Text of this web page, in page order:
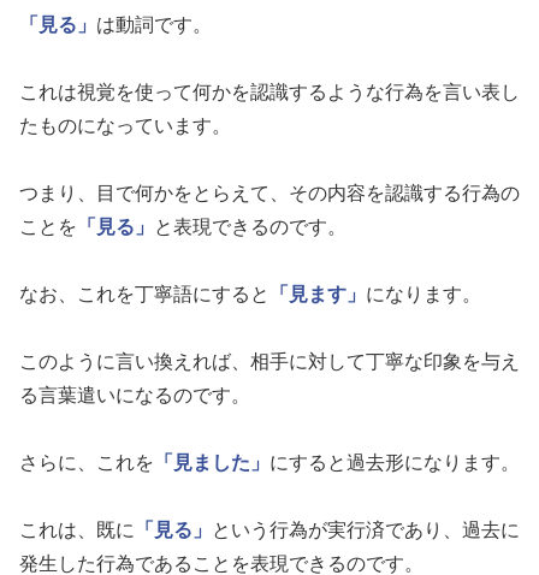
「見る」 は動詞です。
これは視覚を使って何かを認識するような行為を言い表し
たものになっています。
つまり、目で何かをとらえて、その内容を認識する行為の
ことを 「見る」 と表現できるのです。
なお、これを丁寧語にすると 「見ます」 になります。
このように言い換えれば、相手に対して丁寧な印象を与え
る言葉遣いになるのです。
さらに、これを 「見ました」 にすると過去形になります。
これは、既に 「見る」
という行為が実行済であり、過去に
発生した行為であることを表現できるのです。